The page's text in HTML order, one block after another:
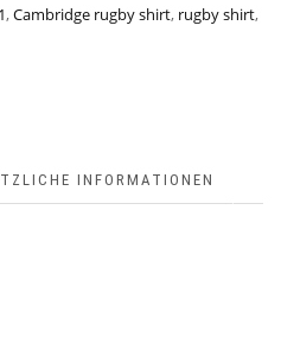
,Cambridge rugby shirt, rugby shirt,
INFORMATIONEN